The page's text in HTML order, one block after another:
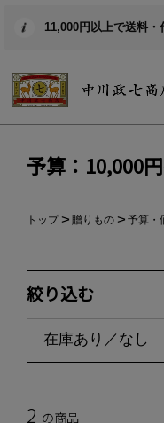
11,000円以上で送料
予算：10,000
トップ 贈りもの 予算・
絞り込む
在庫あり／なし
2 の商品